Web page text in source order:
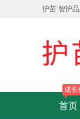
护苗:智护
首页
成长